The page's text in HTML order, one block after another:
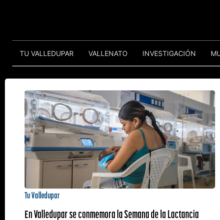
TU VALLEDUPAR VALLENATO INVESTIGACIÓN
Tu Valledupar
En Valledupar se conmemora la Semana de la Lactancia